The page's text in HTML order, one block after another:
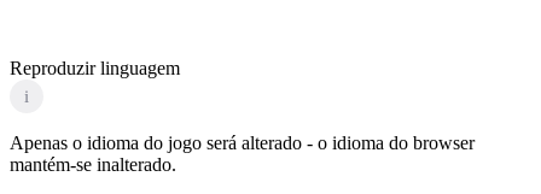
Reproduzir linguagem
i
Apenas o idioma do jogo será alterado - o idioma do browser
mantém-se inalterado.